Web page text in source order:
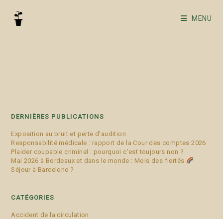
MENU
DERNIÈRES PUBLICATIONS
Exposition au bruit et perte d’audition
Responsabilité médicale : rapport de la Cour des comptes 2026
Plaider coupable criminel : pourquoi c’est toujours non ?
Mai 2026 à Bordeaux et dans le monde : Mois des fiertés
Séjour à Barcelone ?
CATÉGORIES
Accident de la circulation